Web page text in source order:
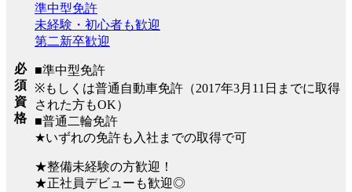
必
須
資
格
準中型免許
未経験・初心者も歓迎
第二新卒歓迎
■準中型免許
※もしくは普通自動車免許（2017年3月11日までに取得
された方もOK）
■普通二輪免許
★いずれの免許も入社までの取得で可
★整備未経験の方歓迎！
★正社員デビューも歓迎◎